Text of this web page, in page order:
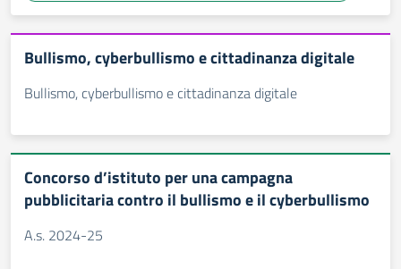
Bullismo, cyberbullismo e cittadinanza digitale
Bullismo, cyberbullismo e cittadinanza digitale
Concorso d’istituto per una campagna
pubblicitaria contro il bullismo e il cyberbullismo
A.s. 2024-25